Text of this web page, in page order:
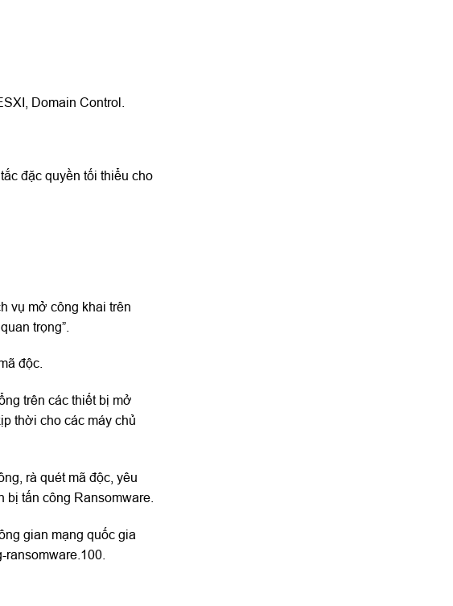
Domain Control.
đặc quyền tối thiểu cho
vụ mở công khai trên
trọng”.
độc.
trên các thiết bị mở
thời cho các máy chủ
rà quét mã độc, yêu
tấn công Ransomware.
gian mạng quốc gia